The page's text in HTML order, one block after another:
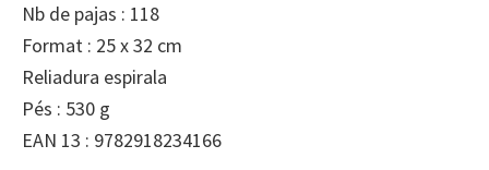
Nb de pajas : 118
Format : 25 x 32 cm
Reliadura espirala
Pés : 530 g
EAN 13 : 9782918234166